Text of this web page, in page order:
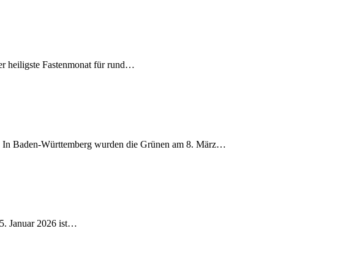
heiligste Fastenmonat für rund…
In Baden-Württemberg wurden die Grünen am 8. März…
Januar 2026 ist…